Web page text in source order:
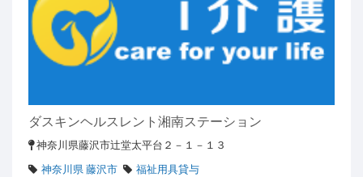
ダスキンヘルスレント湘南ステーション
神奈川県藤沢市辻堂太平台２－１－１３
神奈川県 藤沢市
福祉用具貸与